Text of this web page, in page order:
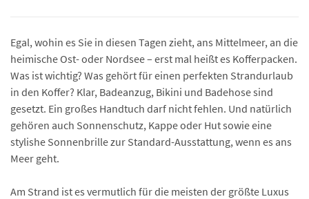
Egal, wohin es Sie in diesen Tagen zieht, ans Mittelmeer, an die
heimische Ost- oder Nordsee – erst mal heißt es Kofferpacken.
Was ist wichtig? Was gehört für einen perfekten Strandurlaub
in den Koffer? Klar, Badeanzug, Bikini und Badehose sind
gesetzt. Ein großes Handtuch darf nicht fehlen. Und natürlich
gehören auch Sonnenschutz, Kappe oder Hut sowie eine
stylishe Sonnenbrille zur Standard-Ausstattung, wenn es ans
Meer geht.
Am Strand ist es vermutlich für die meisten der größte Luxus